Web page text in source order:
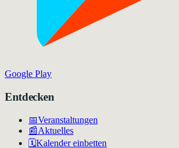
Google Play
Entdecken
📅Veranstaltungen
📰Aktuelles
🗓️Kalender einbetten